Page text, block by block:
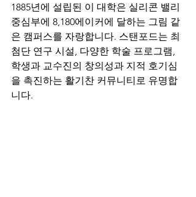
1885년에 설립된 이 대학은 실리콘 밸리
중심부에 8,180에이커에 달하는 그림 같
은 캠퍼스를 자랑합니다. 스탠포드는 최
첨단 연구 시설, 다양한 학술 프로그램,
학생과 교수진의 창의성과 지적 호기심
을 촉진하는 활기찬 커뮤니티로 유명합
니다.